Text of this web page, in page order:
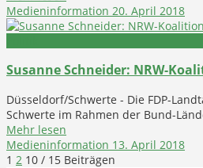
Medieninformation 20. April 2018
Susanne Schneider: NRW-
Düsseldorf/Schwerte - Die FDP-
Schwerte im Rahmen der Bund-
Mehr lesen
Medieninformation 13. April 2018
1 2 10 / 15 Beiträgen